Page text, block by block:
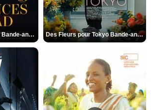
Les Silences de Riyad Bande-annonce VO STFR Des Fleurs pour Tokyo Bande-annonce VO STFR